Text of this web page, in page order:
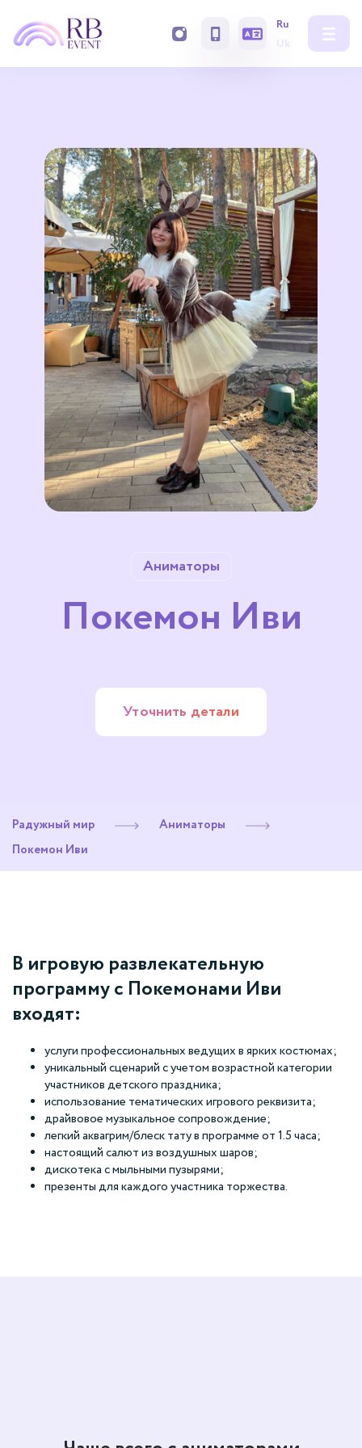
Ru
Uk
Аниматоры
Покемон Иви
Уточнить детали
Радужный мир
Аниматоры
Покемон Иви
В игровую развлекательную
программу с Покемонами Иви
входят:
услуги профессиональных ведущих в ярких костюмах;
уникальный сценарий с учетом возрастной категории
участников детского праздника;
использование тематических игрового реквизита;
драйвовое музыкальное сопровождение;
легкий аквагрим/блеск тату в программе от 1.5 часа;
настоящий салют из воздушных шаров;
дискотека с мыльными пузырями;
презенты для каждого участника торжества.